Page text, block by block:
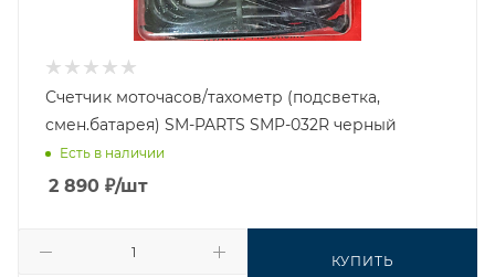
Счетчик моточасов/тахометр (подсветка,
смен.батарея) SM-PARTS SMP-032R черный
Есть в наличии
2 890 ₽/шт
КУПИТЬ